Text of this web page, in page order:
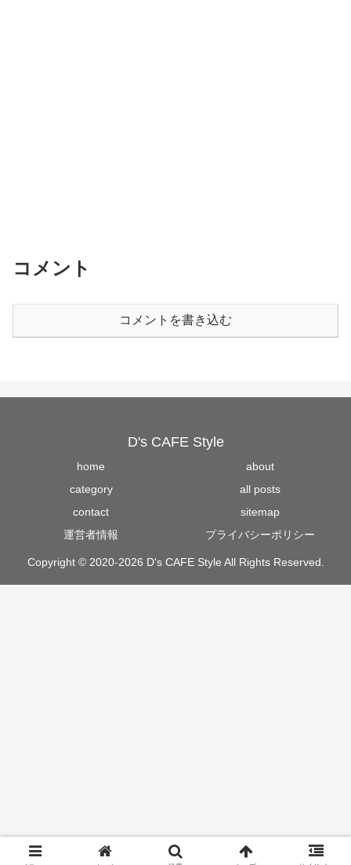
コメント
コメントを書き込む
D's CAFE Style
home
about
category
all posts
contact
sitemap
運営者情報
プライバシーポリシー
Copyright © 2020-2026 D's CAFE Style All Rights Reserved.